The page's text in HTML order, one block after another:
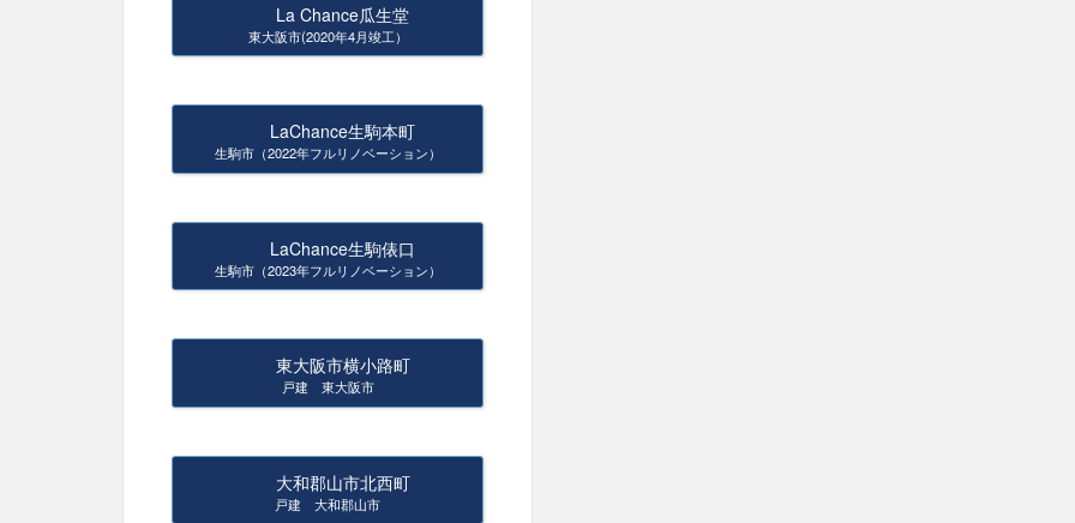
La Chance瓜生堂
東大阪市(2020年4月竣工）
LaChance生駒本町
生駒市（2022年フルリノベーション）
LaChance生駒俵口
生駒市（2023年フルリノベーション）
東大阪市横小路町
戸建 東大阪市
大和郡山市北西町
戸建 大和郡山市